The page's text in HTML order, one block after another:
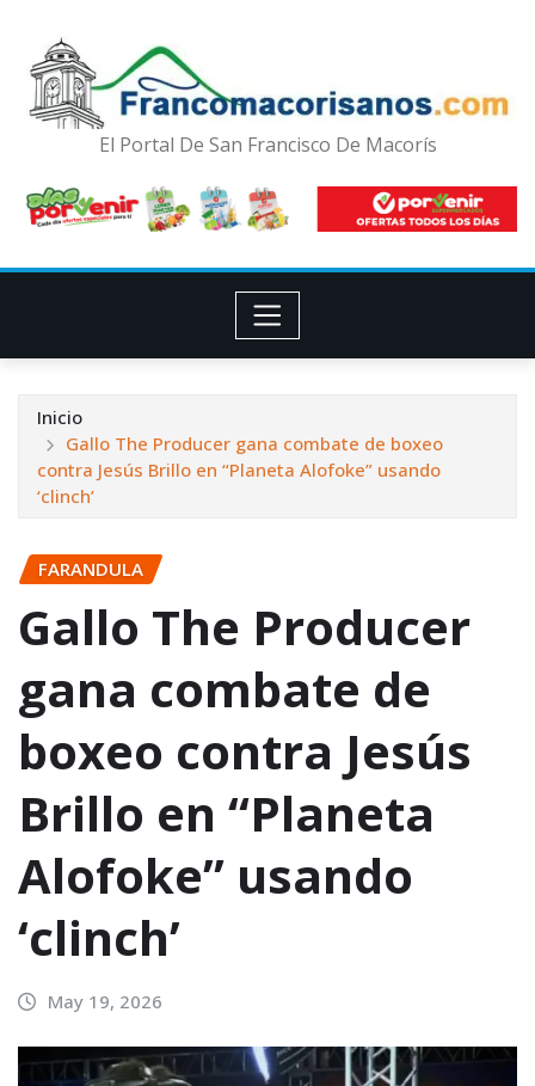
El Portal De San Francisco De Macorís
Inicio
Gallo The Producer gana combate de boxeo
contra Jesús Brillo en “Planeta Alofoke” usando
‘clinch’
FARANDULA
Gallo The Producer
gana combate de
boxeo contra Jesús
Brillo en “Planeta
Alofoke” usando
‘clinch’
May 19, 2026